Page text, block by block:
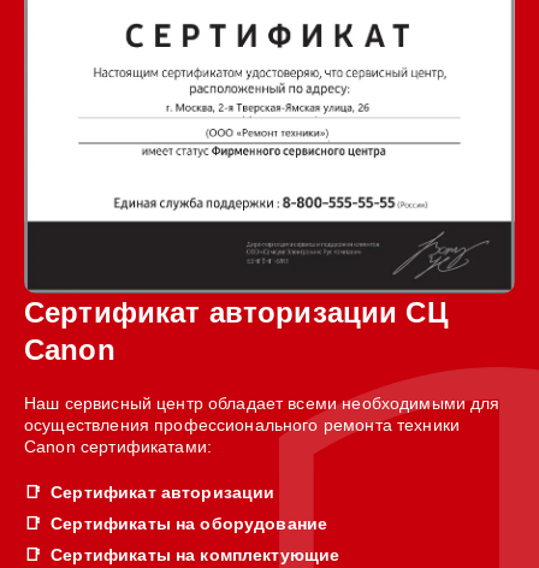
Сертификат авторизации СЦ
Canon
Наш сервисный центр обладает всеми необходимыми для
осуществления профессионального ремонта техники
Canon сертификатами:
Сертификат авторизации
Сертификаты на оборудование
Сертификаты на комплектующие